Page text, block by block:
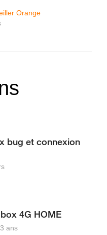
Orange
bug et connexion
4G HOME
ans